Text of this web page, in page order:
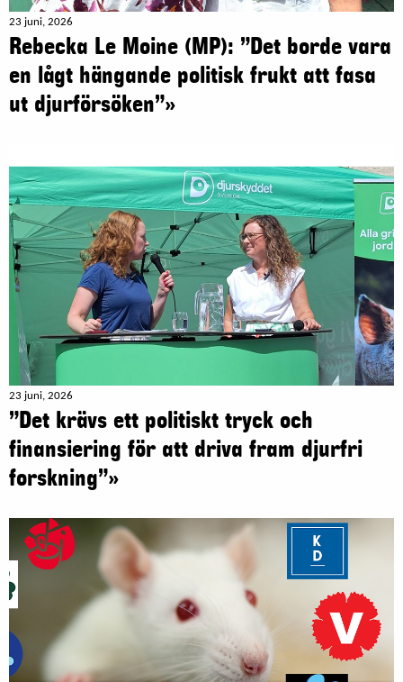
23 juni, 2026
Rebecka Le Moine (MP): ”Det borde vara
en lågt hängande politisk frukt att fasa
ut djurförsöken”»
23 juni, 2026
”Det krävs ett politiskt tryck och
finansiering för att driva fram djurfri
forskning”»